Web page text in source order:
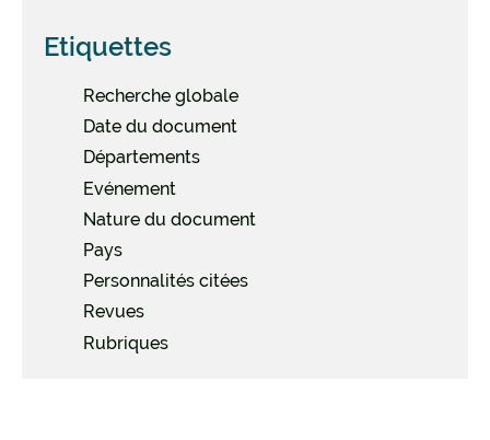
Etiquettes
Recherche globale
Date du document
Départements
Evénement
Nature du document
Pays
Personnalités citées
Revues
Rubriques